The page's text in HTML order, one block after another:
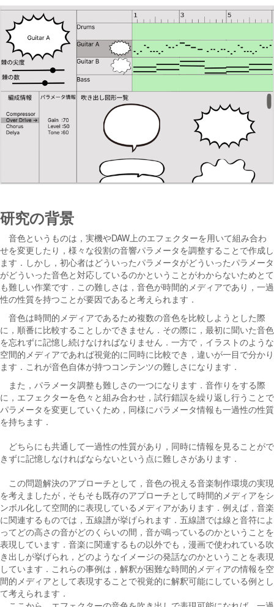
研究の背景
音色というものは，実機やDAW上のエフェクターを用いて組み合わ
せを変更したり，様々な役割の音響パラメータを調整することで作成し
ます．しかし，初心者はどういったパラメータがどういったパラメータ
がどういった音色と対応しているのかということがわからないためとて
も難しい作業です．この難しさは，音色が時間的メディアであり，一過
性の性質を持つことが要因であると考えられます．
音色は時間的メディアであるため複数の音色を比較しようとした際
に，順番に比較することしかできません．その際に，最初に聞いた音色
を忘れずに記憶し続けなければなりません．一方で，イラストのような
空間的メディアであれば視覚的に同時に比較でき，違いが一目で分かり
ます．これが音色自体が持つコンテンツの難しさになります．
また，パラメータ調整も難しさの一つになります．音作りをする際
に，エフェクターを色々と組み合わせ，試行錯誤を繰り返し行うことで
パラメータを変更していくため，同様にパラメータ情報も一過性の性質
を持ちます．
どちらにも共通して一過性の性質があり，同時に情報を見ることがで
きずに記憶しなければならないという点に難しさがあります．
この問題解決のアプローチとして，音色の視える音楽制作環境の実現
を考えましたが，そもそも既存のアプローチとして時間的メディアをシ
ンボル化して空間的に表現しているメディアがあります．例えば，音楽
に関連するものでは，五線譜が挙げられます．五線譜では線と音符によ
ってどの高さの音がどのくらいの間，音が鳴っているのかということを
表現しています．音楽に関連するもの以外でも，漫画で使われている吹
き出しが挙げられ，どのようなイメージの発話なのかということを表現
しています．これらの事例は，解釈が困難な時間的メディアの情報を空
間的メディアとして表現することで視覚的に解釈可能にしている例とし
て考えられます．